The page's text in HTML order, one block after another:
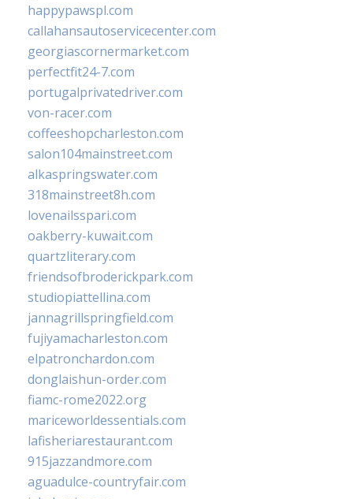
happypawspl.com
callahansautoservicecenter.com
georgiascornermarket.com
perfectfit24-7.com
portugalprivatedriver.com
von-racer.com
coffeeshopcharleston.com
salon104mainstreet.com
alkaspringswater.com
318mainstreet8h.com
lovenailsspari.com
oakberry-kuwait.com
quartzliterary.com
friendsofbroderickpark.com
studiopiattellina.com
jannagrillspringfield.com
fujiyamacharleston.com
elpatronchardon.com
donglaishun-order.com
fiamc-rome2022.org
mariceworldessentials.com
lafisheriarestaurant.com
915jazzandmore.com
aguadulce-countryfair.com